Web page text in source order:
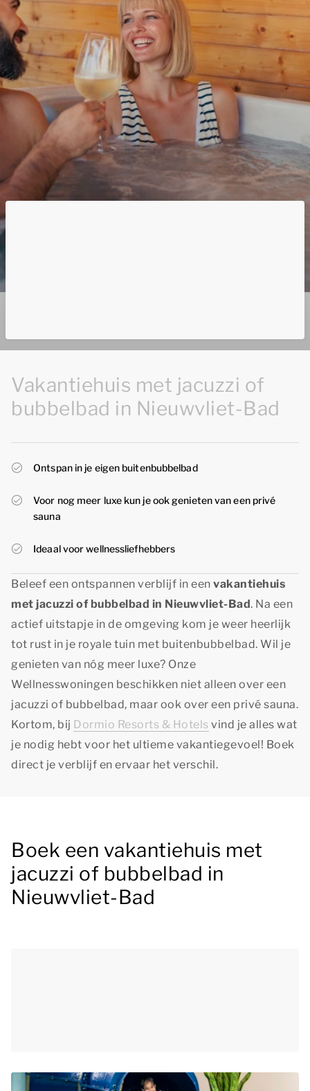
Vakantiehuis met jacuzzi of
bubbelbad in Nieuwvliet-Bad
Ontspan in je eigen buitenbubbelbad
Voor nog meer luxe kun je ook genieten van een privé
sauna
Ideaal voor wellnessliefhebbers
Beleef een ontspannen verblijf in een vakantiehuis
met jacuzzi of bubbelbad in Nieuwvliet-Bad. Na een
actief uitstapje in de omgeving kom je weer heerlijk
tot rust in je royale tuin met buitenbubbelbad. Wil je
genieten van nóg meer luxe? Onze
Wellnesswoningen beschikken niet alleen over een
jacuzzi of bubbelbad, maar ook over een privé sauna.
Kortom, bij Dormio Resorts & Hotels vind je alles wat
je nodig hebt voor het ultieme vakantiegevoel! Boek
direct je verblijf en ervaar het verschil.
Boek een vakantiehuis met
jacuzzi of bubbelbad in
Nieuwvliet-Bad